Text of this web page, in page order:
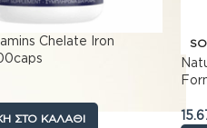
Chelate Iron
ΣΤΟ ΚΑΛΆΘΙ